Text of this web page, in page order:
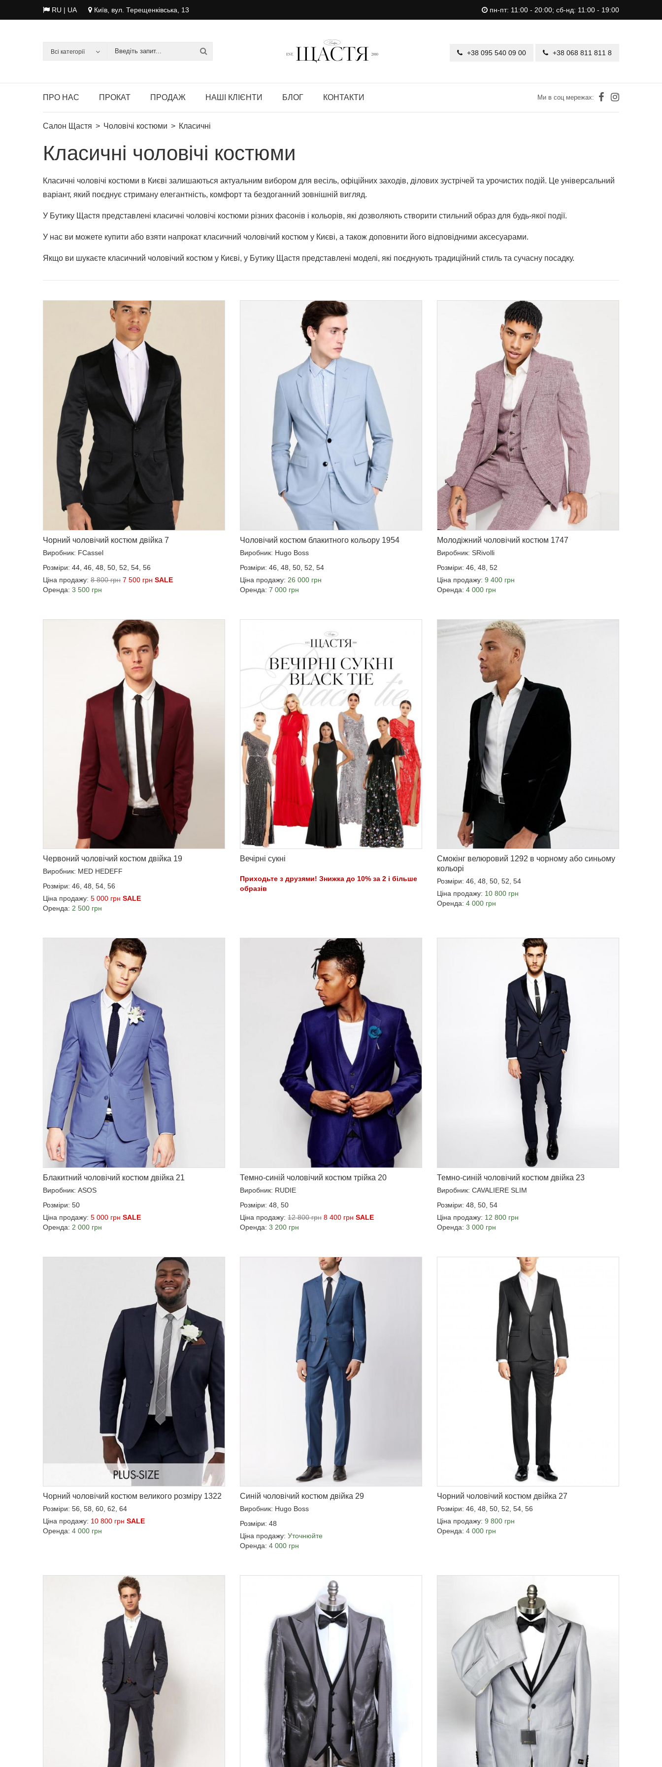
RU | UA Київ, вул. Терещенківська, 13 пн-пт: 11:00 - 20:00; сб-нд: 11:00 - 19:00
Всі категорії +38 095 540 09 00 +38 068 811 811 8
ПРО НАС ПРОКАТ ПРОДАЖ НАШІ КЛІЄНТИ БЛОГ КОНТАКТИ Ми в соц мережах:
Салон Щастя Чоловічі костюми Класичні
Класичні чоловічі костюми
Класичні чоловічі костюми в Києві залишаються актуальним вибором для весіль, офіційних заходів, ділових зустрічей та урочистих подій. Це універсальний
варіант, який поєднує стриману елегантність, комфорт та бездоганний зовнішній вигляд.
У Бутику Щастя представлені класичні чоловічі костюми різних фасонів і кольорів, які дозволяють створити стильний образ для будь-якої події.
У нас ви можете купити або взяти напрокат класичний чоловічий костюм у Києві, а також доповнити його відповідними аксесуарами.
Якщо ви шукаєте класичний чоловічий костюм у Києві, у Бутику Щастя представлені моделі, які поєднують традиційний стиль та сучасну посадку.
Чорний чоловічий костюм двійка 7
Виробник: FCassel
Розміри: 44, 46, 48, 50, 52, 54, 56
Ціна продажу: 8 800 грн 7 500 грн SALE
Оренда: 3 500 грн
Чоловічий костюм блакитного кольору 1954
Виробник: Hugo Boss
Розміри: 46, 48, 50, 52, 54
Ціна продажу: 26 000 грн
Оренда: 7 000 грн
Молодіжний чоловічий костюм 1747
Виробник: SRivolli
Розміри: 46, 48, 52
Ціна продажу: 9 400 грн
Оренда: 4 000 грн
Червоний чоловічий костюм двійка 19
Виробник: MED HEDEFF
Розміри: 46, 48, 54, 56
Ціна продажу: 5 000 грн SALE
Оренда: 2 500 грн
Вечірні сукні
Приходьте з друзями! Знижка до 10% за 2 і більше
образів
Смокінг велюровий 1292 в чорному або синьому
кольорі
Розміри: 46, 48, 50, 52, 54
Ціна продажу: 10 800 грн
Оренда: 4 000 грн
Блакитний чоловічий костюм двійка 21
Виробник: ASOS
Розміри: 50
Ціна продажу: 5 000 грн SALE
Оренда: 2 000 грн
Темно-синій чоловічий костюм трійка 20
Виробник: RUDIE
Розміри: 48, 50
Ціна продажу: 12 800 грн 8 400 грн SALE
Оренда: 3 200 грн
Темно-синій чоловічий костюм двійка 23
Виробник: CAVALIERE SLIM
Розміри: 48, 50, 54
Ціна продажу: 12 800 грн
Оренда: 3 000 грн
Чорний чоловічий костюм великого розміру 1322
Розміри: 56, 58, 60, 62, 64
Ціна продажу: 10 800 грн SALE
Оренда: 4 000 грн
Синій чоловічий костюм двійка 29
Виробник: Hugo Boss
Розміри: 48
Ціна продажу: Уточнюйте
Оренда: 4 000 грн
Чорний чоловічий костюм двійка 27
Розміри: 46, 48, 50, 52, 54, 56
Ціна продажу: 9 800 грн
Оренда: 4 000 грн